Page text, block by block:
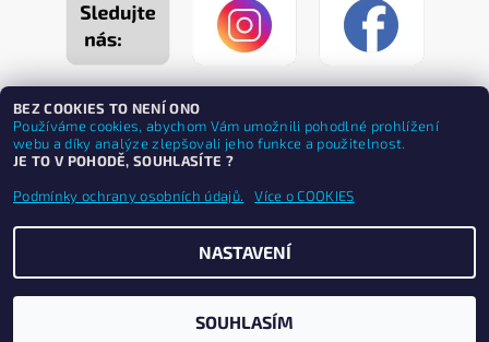
2026 ©ZEBRASHOP®, všechna práva vyhrazenaUpravit nastavení cookies
Vytvořil Shoptet
BEZ COOKIES TO NENÍ ONO
Používáme cookies, abychom Vám umožnili pohodlné prohlížení
webu a díky analýze zlepšovali jeho funkce a použitelnost.
JE TO V POHODĚ, SOUHLASÍTE ?
Podmínky ochrany osobních údajů.
Více o COOKIES
NASTAVENÍ
SOUHLASÍM